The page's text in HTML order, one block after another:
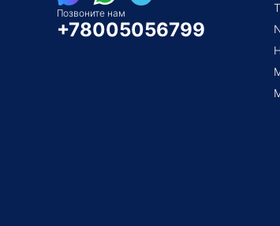
Позвоните нам
+78005056799